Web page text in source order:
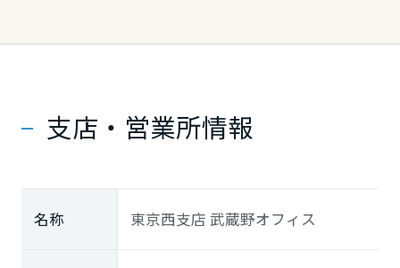
支店・営業所情報
名称 東京西支店 武蔵野オフィス
高知県
長崎県